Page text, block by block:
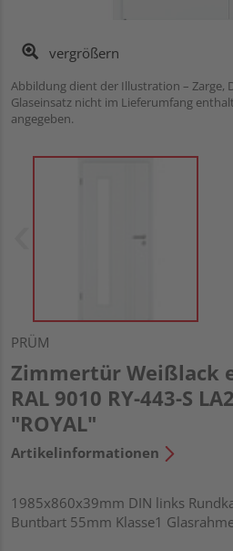
vergrößern
Abbildung dient der Illustration – Zarge,
Glaseinsatz nicht im Lieferumfang
angegeben.
PRÜM
Zimmertür Weißlack
RAL 9010 RY-443-S
"ROYAL"
Artikelinformationen
1985x860x39mm DIN links
Buntbart 55mm Klasse1